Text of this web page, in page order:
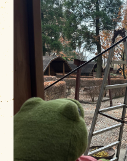
営業時間 |お知らせ